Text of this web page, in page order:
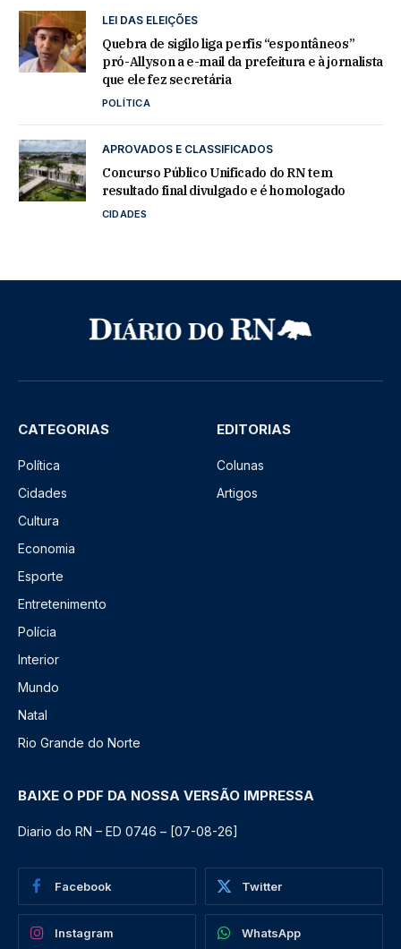
LEI DAS ELEIÇÕES
Quebra de sigilo liga perfis “espontâneos”
pró-Allyson a e-mail da prefeitura e à jornalista
que ele fez secretária
POLÍTICA
APROVADOS E CLASSIFICADOS
Concurso Público Unificado do RN tem
resultado final divulgado e é homologado
CIDADES
CATEGORIAS
Política
Cidades
Cultura
Economia
Esporte
Entretenimento
Polícia
Interior
Mundo
Natal
Rio Grande do Norte
EDITORIAS
Colunas
Artigos
BAIXE O PDF DA NOSSA VERSÃO IMPRESSA
Diario do RN – ED 0746 – [07-08-26]
Facebook Twitter
Instagram WhatsApp